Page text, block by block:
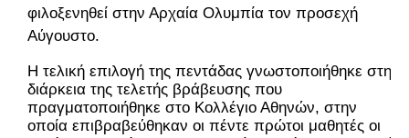
φιλοξενηθεί στην Αρχαία Ολυμπία τον προσεχή
Αύγουστο.
Η τελική επιλογή της πεντάδας γνωστοποιήθηκε στη
διάρκεια της τελετής βράβευσης που
πραγματοποιήθηκε στο Κολλέγιο Αθηνών, στην
οποία επιβραβεύθηκαν οι πέντε πρώτοι μαθητές οι